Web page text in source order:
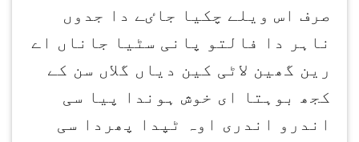
صرف اس ویلے چکیا جاٸے دا جدوں
ناہر دا فالتو پانی سٹیا جاناں اے
رین گھین لاٹی کین دیاں گلاں سن کے
کجھ بوہتا ای خوش ہوندا پیا سی
اندرو اندری اوہ ٹپدا پھردا سی